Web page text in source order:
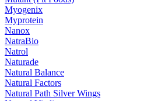
Myogenix
Myprotein
Nanox
NatraBio
Natrol
Naturade
Natural Balance
Natural Factors
Natural Path Silver Wings